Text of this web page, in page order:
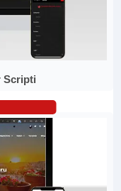
Scripti